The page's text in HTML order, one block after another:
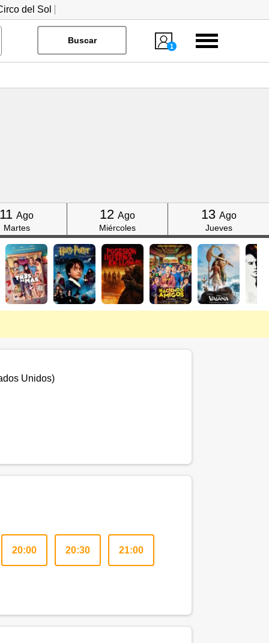
del Sol
Buscar
1
Menú
Click
11 Ago
Martes
Click
12 Ago
Miércoles
Click
13 Ago
Jueves
Unidos)
20:00 20:30 21:00